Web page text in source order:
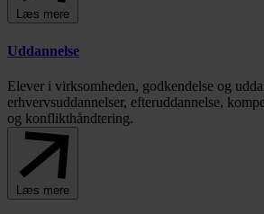
Læs mere
Uddannelse
Elever i virksomheden, godkendelse og
erhvervsuddannelser, efteruddannelse,
og konflikthåndtering.
Læs mere